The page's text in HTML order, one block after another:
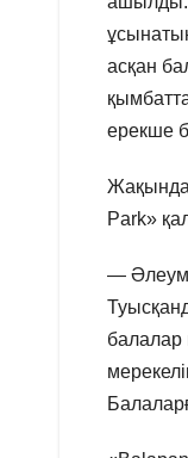
асқан
ерекше
Жақында
Park»
—
балалар